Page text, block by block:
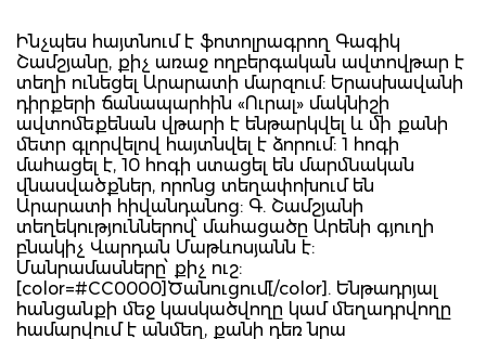
Ինչպես հայտնում է ֆոտոլրագրող Գագիկ
Շամշյանը, քիչ առաջ ողբերգական ավտովթար է
տեղի ունեցել Արարատի մարզում: Երասխավանի
դիրքերի ճանապարհին «Ուրալ» մակնիշի
ավտոմեքենան վթարի է ենթարկվել և մի քանի
մետր գլորվելով հայտնվել է ձորում: 1 հոգի
մահացել է, 10 հոգի ստացել են մարմնական
վնասվածքներ, որոնց տեղափոխում են
Արարատի հիվանդանոց: Գ. Շամշյանի
տեղեկություններով՝ մահացածը Արենի գյուղի
բնակիչ Վարդան Մաթևոսյանն է:
Մանրամասները՝ քիչ ուշ:
[color=#CC0000]Ծանուցում[/color]. Ենթադրյալ
հանցանքի մեջ կասկածվողը կամ մեղադրվողը
համարվում է անմեղ, քանի դեռ նրա